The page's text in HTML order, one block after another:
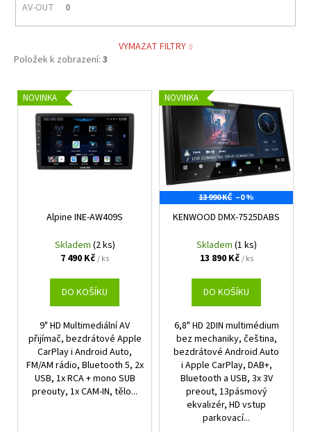
AV-OUT 0
VYMAZAT FILTRY
Položek k zobrazení: 3
VNOVINKA
Alpine INE-AW409S
Skladem (2 ks)
7 490 Kč/ ks
DO KOŠÍKU
9" HD Multimediální AV
přijímač, bezdrátové Apple
CarPlay i Android Auto,
FM/AM rádio, Bluetooth 5, 2x
USB, 1x RCA + mono SUB
preouty, 1x CAM-IN, tělo...
NOVINKA
13 990 KČ –0 %
KENWOOD DMX-7525DABS
Skladem (1 ks)
13 890 Kč/ ks
DO KOŠÍKU
6,8" HD 2DIN multimédium
bez mechaniky, čeština,
bezdrátové Android Auto
i Apple CarPlay, DAB+,
Bluetooth a USB, 3x 3V
preout, 13pásmový
ekvalizér, HD vstup
parkovací...